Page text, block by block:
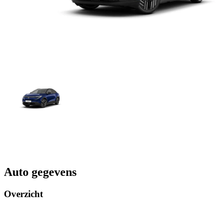
Auto gegevens
Overzicht